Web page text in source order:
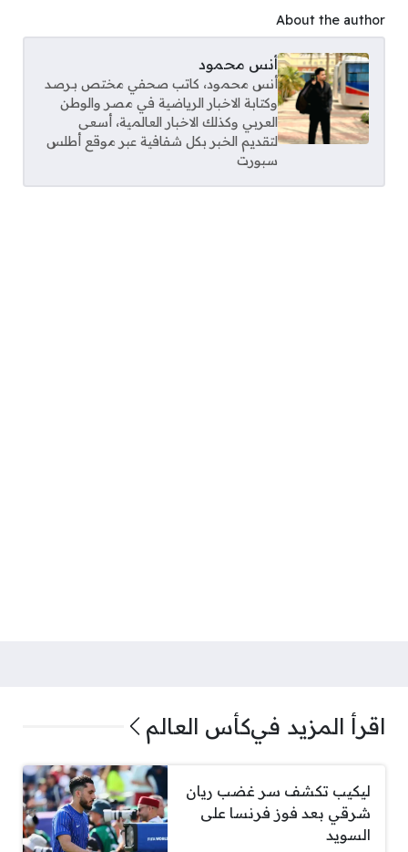
About the author
أنس محمود
أنس محمود، كاتب صحفي مختص بـرصد
وكتابة الاخبار الرياضية في مصر والوطن
العربي وكذلك الاخبار العالمية، أسعى
لتقديم الخبر بكل شفافية عبر موقع أطلس
سبورت
اقرأ المزيد فيكأس العالم
ليكيب تكشف سر غضب ريان
شرقي بعد فوز فرنسا على
السويد